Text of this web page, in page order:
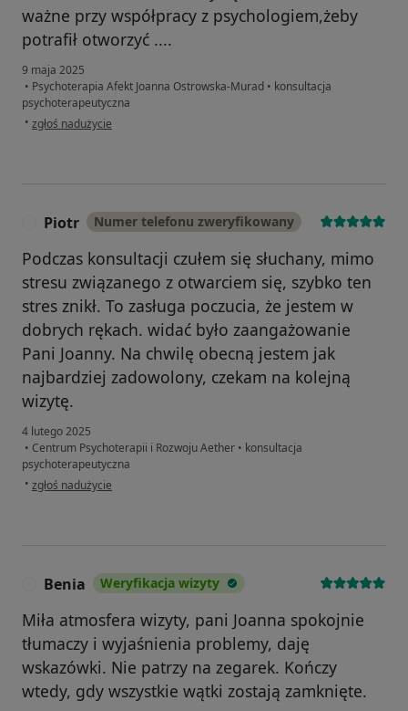
ważne przy współpracy z psychologiem,żeby
potrafił otworzyć ....
9 maja 2025
• Psychoterapia Afekt Joanna Ostrowska-Murad • konsultacja
psychoterapeutyczna
• w opinii użytkownika M.A.
zgłoś nadużycie
Piotr Numer telefonu zweryfikowany
Podczas konsultacji czułem się słuchany, mimo
stresu związanego z otwarciem się, szybko ten
stres znikł. To zasługa poczucia, że jestem w
dobrych rękach. widać było zaangażowanie
Pani Joanny. Na chwilę obecną jestem jak
najbardziej zadowolony, czekam na kolejną
wizytę.
4 lutego 2025
• Centrum Psychoterapii i Rozwoju Aether • konsultacja
psychoterapeutyczna
• w opinii użytkownika Piotr
zgłoś nadużycie
Benia Weryfikacja wizyty
Miła atmosfera wizyty, pani Joanna spokojnie
tłumaczy i wyjaśnienia problemy, daję
wskazówki. Nie patrzy na zegarek. Kończy
wtedy, gdy wszystkie wątki zostają zamknięte.